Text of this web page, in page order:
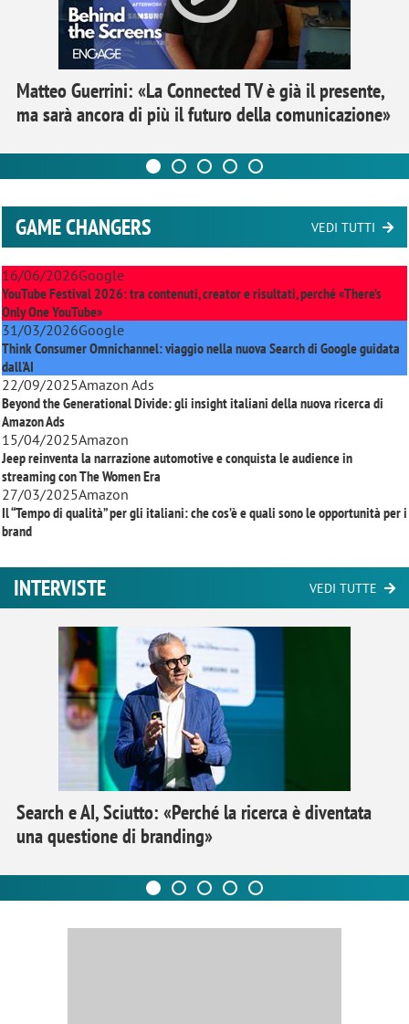
Matteo Guerrini: «La Connected TV è già il presente,
ma sarà ancora di più il futuro della comunicazione»
GAME CHANGERS VEDI TUTTI
16/06/2026Google
YouTube Festival 2026: tra contenuti, creator e risultati, perché «There’s
Only One YouTube»
31/03/2026Google
Think Consumer Omnichannel: viaggio nella nuova Search di Google guidata
dall'AI
22/09/2025Amazon Ads
Beyond the Generational Divide: gli insight italiani della nuova ricerca di
Amazon Ads
15/04/2025Amazon
Jeep reinventa la narrazione automotive e conquista le audience in
streaming conThe Women Era
27/03/2025Amazon
Il “Tempo di qualità” per gli italiani: che cos’è e quali sono le opportunità per i
brand
INTERVISTE VEDI TUTTE
Search e AI, Sciutto: «Perché la ricerca è diventata
una questione di branding»